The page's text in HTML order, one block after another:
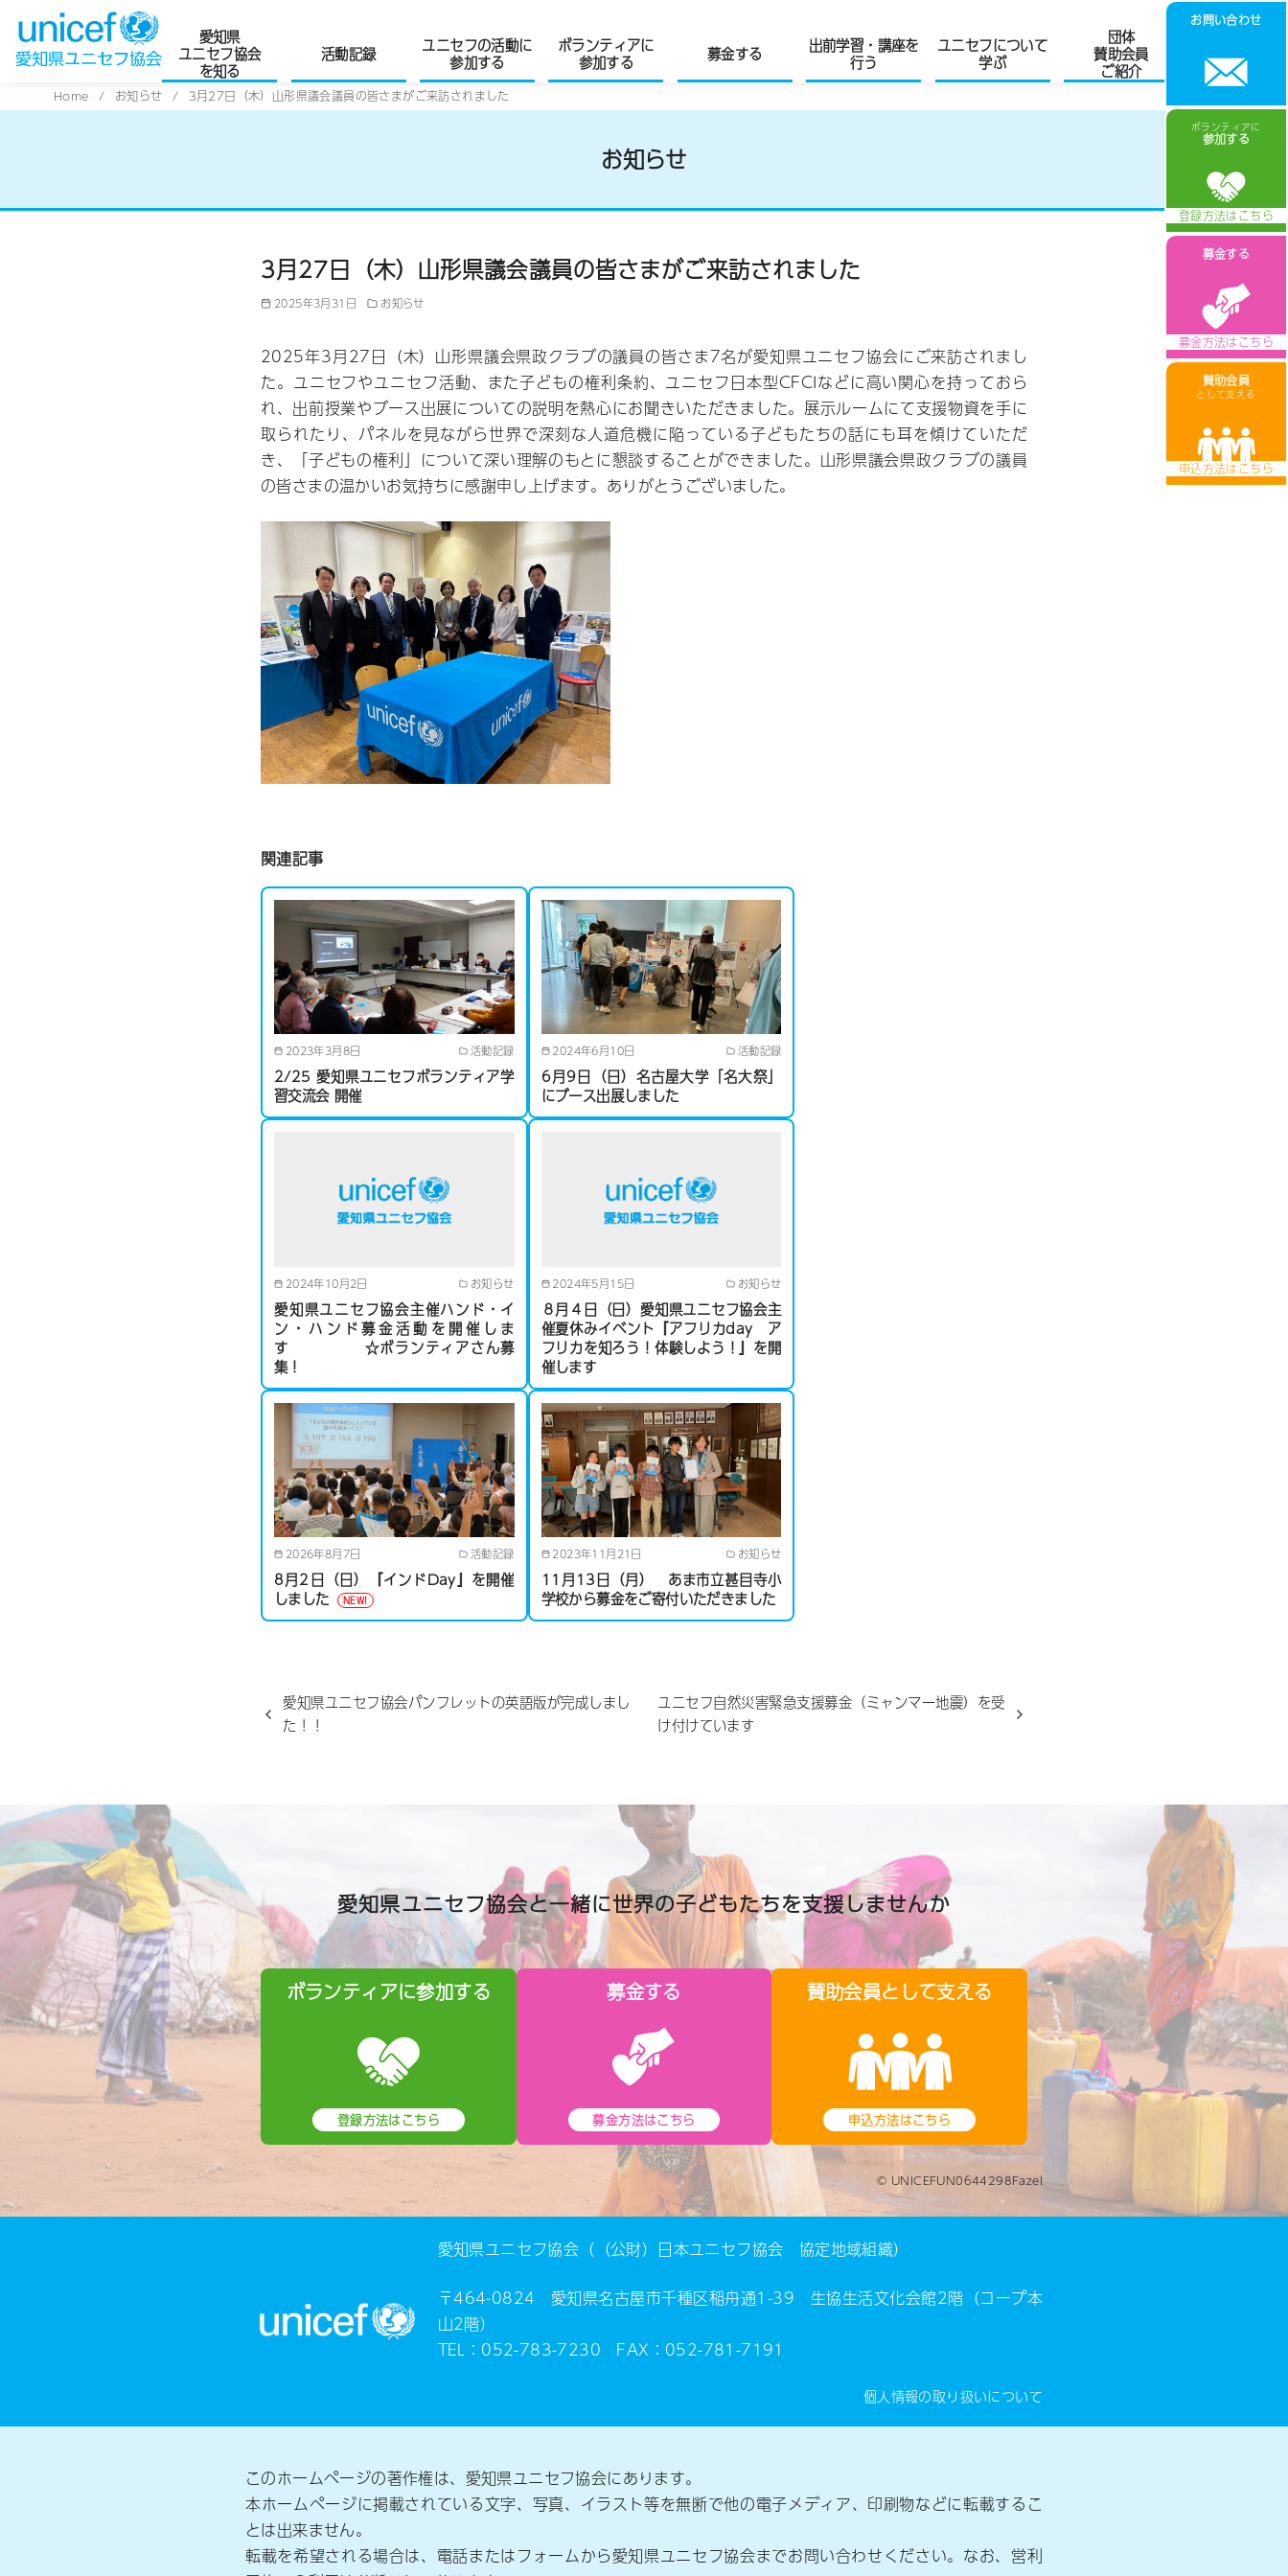
愛知県
ユニセフ協会
を知る
活動記録
ユニセフの活動に
参加する
ボランティアに
参加する
募金する
出前学習・講座を
行う
ユニセフについて
学ぶ
団体
賛助会員
ご紹介
Home お知らせ 3月27日（木）山形県議会議員の皆さまがご来訪されました
お知らせ
3月27日（木）山形県議会議員の皆さまがご来訪されました
2025年3月31日 お知らせ
2025年3月27日（木）山形県議会県政クラブの議員の皆さま7名が愛知県ユニセフ協会にご来訪されまし
た。ユニセフやユニセフ活動、また子どもの権利条約、ユニセフ日本型CFCIなどに高い関心を持っておら
れ、出前授業やブース出展についての説明を熱心にお聞きいただきました。展示ルームにて支援物資を手に
取られたり、パネルを見ながら世界で深刻な人道危機に陥っている子どもたちの話にも耳を傾けていただ
き、「子どもの権利」について深い理解のもとに懇談することができました。山形県議会県政クラブの議員
の皆さまの温かいお気持ちに感謝申し上げます。ありがとうございました。
関連記事
2023年3月8日 活動記録
2/25 愛知県ユニセフボランティア学
習交流会 開催
2024年6月10日 活動記録
6月9日（日）名古屋大学「名大祭」
にブース出展しました
2024年10月2日 お知らせ
愛知県ユニセフ協会主催ハンド・イ
ン・ハンド募金活動を開催しま
す ☆ボランティアさん募
集！
2024年5月15日 お知らせ
８月４日（日）愛知県ユニセフ協会主
催夏休みイベント『アフリカday ア
フリカを知ろう！体験しよう！』を開
催します
2026年8月7日 活動記録
8月2日（日）『インドDay』を開催
しました
2023年11月21日 お知らせ
11月13日（月） あま市立甚目寺小
学校から募金をご寄付いただきました
愛知県ユニセフ協会パンフレットの英語版が完成しまし
た！！
ユニセフ自然災害緊急支援募金（ミャンマー地震）を受
け付けています
愛知県ユニセフ協会と一緒に世界の子どもたちを支援しませんか
ボランティアに参加する
登録方法はこちら
募金する
募金方法はこちら
賛助会員として支える
申込方法はこちら
© UNICEFUN0644298Fazel
愛知県ユニセフ協会（（公財）日本ユニセフ協会 協定地域組織）
〒464-0824 愛知県名古屋市千種区稲舟通1-39 生協生活文化会館2階（コープ本
山2階）
TEL：052-783-7230 FAX：052-781-7191
個人情報の取り扱いについて
このホームページの著作権は、愛知県ユニセフ協会にあります。
本ホームページに掲載されている文字、写真、イラスト等を無断で他の電子メディア、印刷物などに転載するこ
とは出来ません。
転載を希望される場合は、電話またはフォームから愛知県ユニセフ協会までお問い合わせください。なお、営利
お問い合わせ
ボランティアに
参加する
募金する
賛助会員
として支える